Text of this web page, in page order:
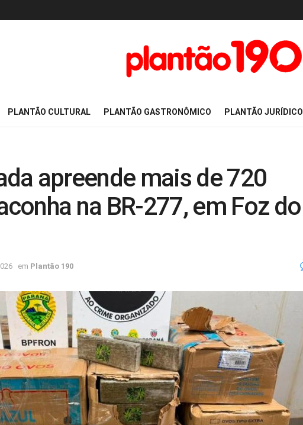
PLANTÃO CULTURAL PLANTÃO GASTRONÔMICO PLANTÃO JURÍDICO
apreende mais de 720
na BR-277, em Foz do
em Plantão 190